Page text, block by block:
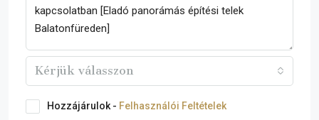
Kérjük válasszon
Hozzájárulok - Felhasználói Feltételek